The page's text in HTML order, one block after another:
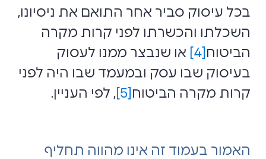
בכל עיסוק סביר אחר התואם את ניסיונו,
השכלתו והכשרתו לפני קרות מקרה
הביטוח
או שנבצר ממנו לעסוק
בעיסוק שבו עסק ובמעמד שבו היה לפני
קרות מקרה הביטוח
, לפי העניין.
האמור בעמוד זה אינו מהווה תחליף